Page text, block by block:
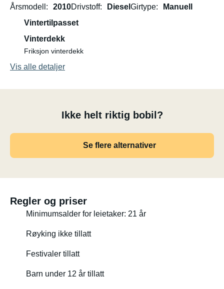
Årsmodell
2010Drivstoff Diesel Girtype
Manuell
Vintertilpasset
Vinterdekk
Friksjon vinterdekk
Vis alle detaljer
Ikke helt riktig bobil?
Se flere alternativer
Regler og priser
Minimumsalder for leietaker: 21 år
Røyking ikke tillatt
Festivaler tillatt
Barn under 12 år tillatt